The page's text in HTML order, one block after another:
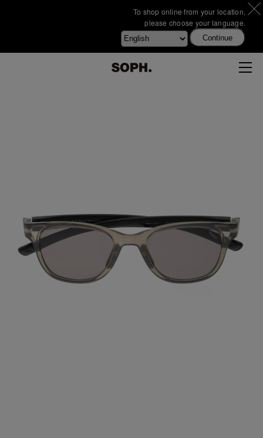
To shop online from your location,
please choose your language.
Continue